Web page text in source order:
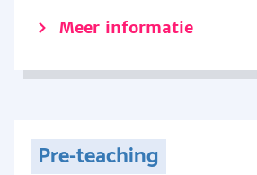
Meer informatie
Pre-teaching